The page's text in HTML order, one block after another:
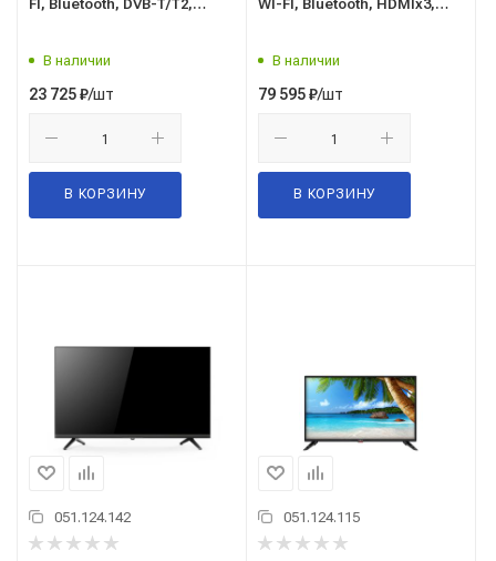
FI, Bluetooth, DVB-T/T2,
В наличии
23 725₽/шт
В КОРЗИНУ
WI-FI, Bluetooth, HDMIx3,
В наличии
79 595₽/шт
В КОРЗИНУ
051.124.142 051.124.115